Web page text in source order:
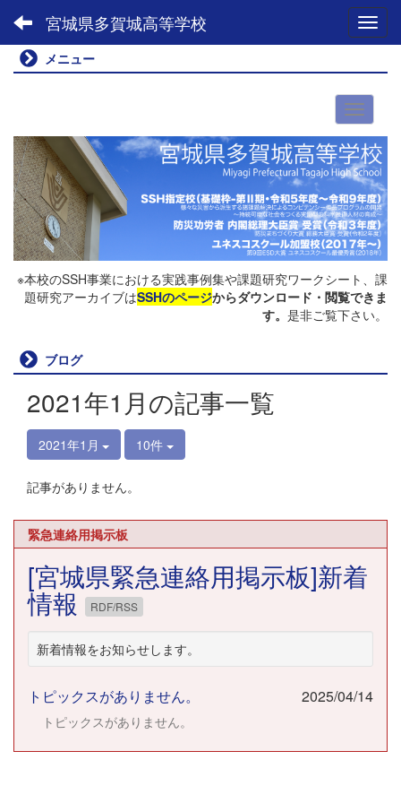
宮城県多賀城高等学校
メニュー
※本校のSSH事業における実践事例集や課題研究ワークシート、課
題研究アーカイブはSSHのページからダウンロード・閲覧できま
す。 是非ご覧下さい。
ブログ
2021年1月の記事一覧
2021年1月 10件
記事がありません。
緊急連絡用掲示板
[宮城県緊急連絡用掲示板]新着
情報 RDF/RSS
新着情報をお知らせします。
トピックスがありません。 2025/04/14
トピックスがありません。